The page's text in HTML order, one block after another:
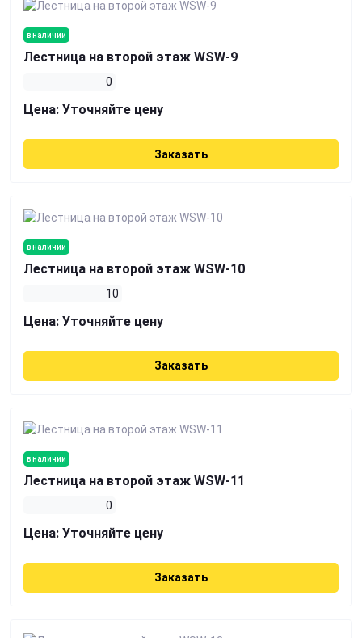
в наличии
Лестница на второй этаж WSW-9
0
Цена: Уточняйте цену
Заказать
в наличии
Лестница на второй этаж WSW-10
10
Цена: Уточняйте цену
Заказать
в наличии
Лестница на второй этаж WSW-11
0
Цена: Уточняйте цену
Заказать